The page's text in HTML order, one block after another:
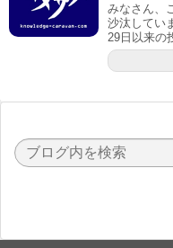
みなさん、
沙汰してい
29日以来の